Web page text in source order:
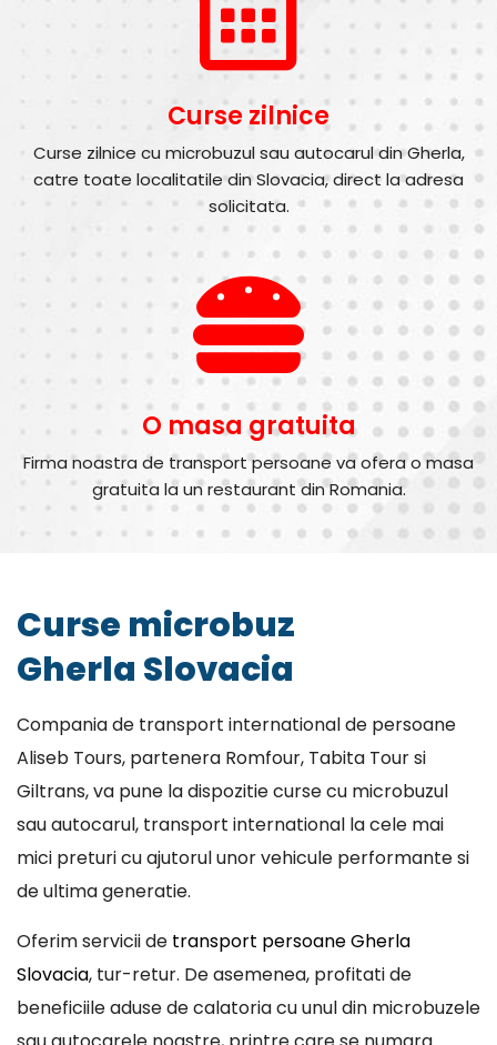
Curse zilnice
Curse zilnice cu microbuzul sau autocarul din Gherla,
catre toate localitatile din Slovacia, direct la adresa
solicitata.
O masa gratuita
Firma noastra de transport persoane va ofera o masa
gratuita la un restaurant din Romania.
Curse microbuz
Gherla Slovacia
Compania de transport international de persoane
Aliseb Tours, partenera Romfour, Tabita Tour si
Giltrans, va pune la dispozitie curse cu microbuzul
sau autocarul, transport international la cele mai
mici preturi cu ajutorul unor vehicule performante si
de ultima generatie.
Oferim servicii de transport persoane Gherla
Slovacia, tur-retur. De asemenea, profitati de
beneficiile aduse de calatoria cu unul din microbuzele